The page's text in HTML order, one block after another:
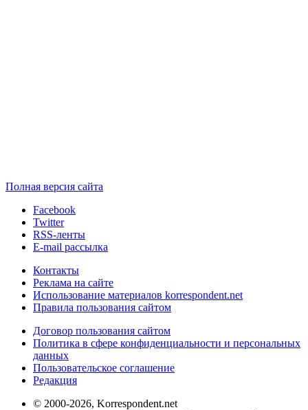
Полная версия сайта
Facebook
Twitter
RSS-ленты
E-mail рассылка
Контакты
Реклама на сайте
Использование материалов korrespondent.net
Правила пользования сайтом
Договор пользования сайтом
Политика в сфере конфиденциальности и персональных
данных
Пользовательское соглашение
Редакция
© 2000-2026, Korrespondent.net